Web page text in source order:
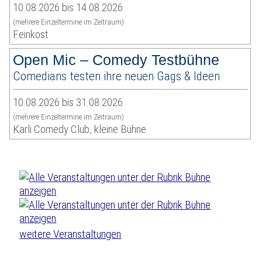
10.08.2026 bis 14.08.2026
(mehrere Einzeltermine im Zeitraum)
Feinkost
Open Mic – Comedy Testbühne
Comedians testen ihre neuen Gags & Ideen
10.08.2026 bis 31.08.2026
(mehrere Einzeltermine im Zeitraum)
Karli Comedy Club, kleine Bühne
weitere Veranstaltungen